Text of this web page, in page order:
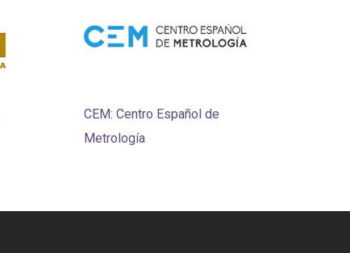
CEM: Centro Español de
Metrología